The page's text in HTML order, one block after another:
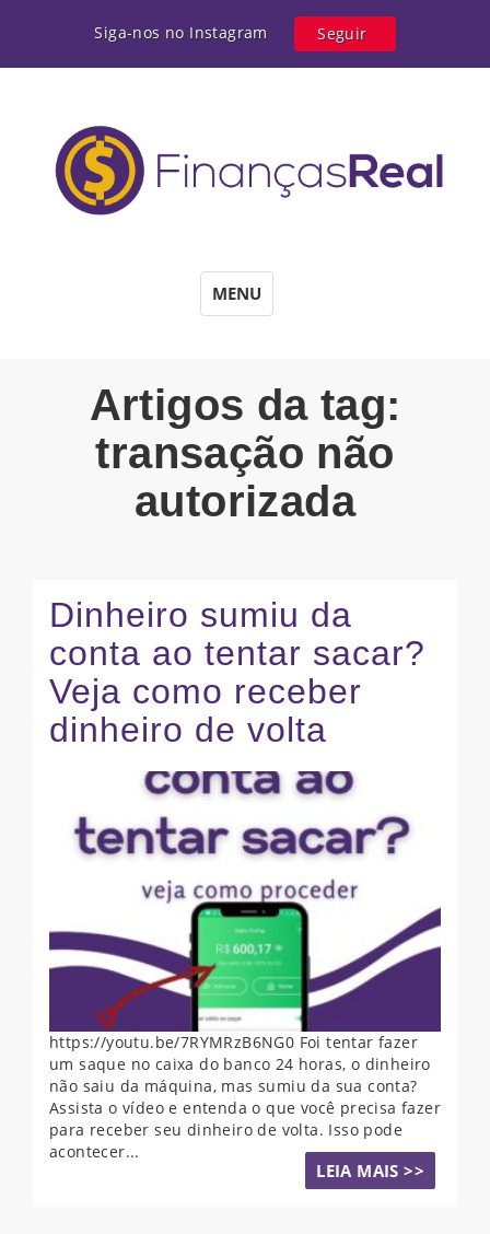
Siga-nos no Instagram Seguir
MENU
Artigos da tag:
transação não
autorizada
Dinheiro sumiu da
conta ao tentar sacar?
Veja como receber
dinheiro de volta
https://youtu.be/7RYMRzB6NG0 Foi tentar fazer
um saque no caixa do banco 24 horas, o dinheiro
não saiu da máquina, mas sumiu da sua conta?
Assista o vídeo e entenda o que você precisa fazer
para receber seu dinheiro de volta. Isso pode
acontecer...
LEIA MAIS >>